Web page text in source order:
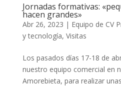
Jornadas formativas:
hacen grandes»
Abr 26, 2023 | Equipo de CV
y tecnología, Visitas
Los pasados días 17-18 de
nuestro equipo comercial en
Amorebieta, para realizar